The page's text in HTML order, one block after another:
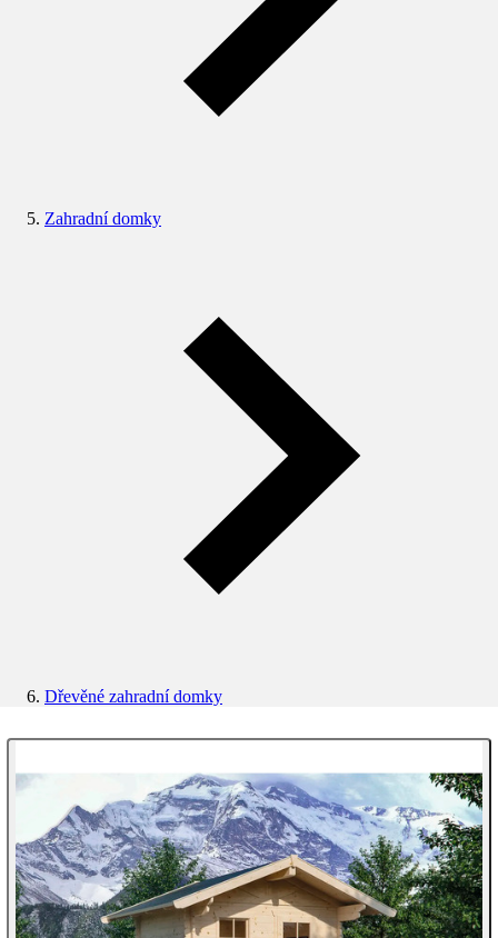
Zahradní domky
Dřevěné zahradní domky